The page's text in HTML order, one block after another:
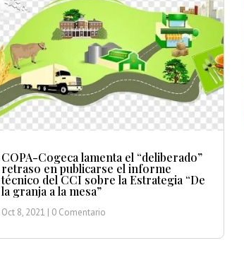
COPA-Cogeca lamenta el “deliberado”
retraso en publicarse el informe
técnico del CCI sobre la Estrategia “De
la granja a la mesa”
Oct 8, 2021 | 0 Comentario